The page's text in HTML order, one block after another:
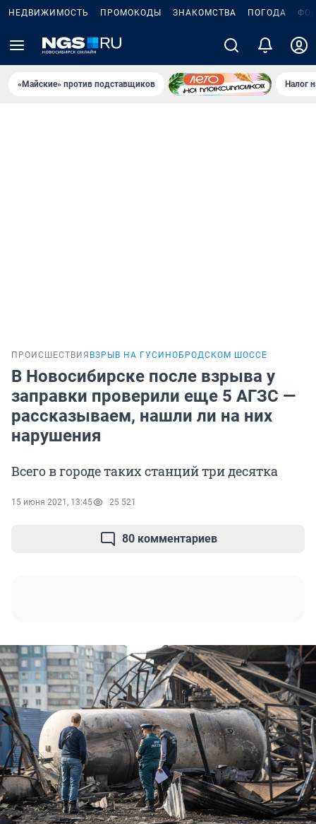
НЕДВИЖИМОСТЬ ПРОМОКОДЫ ЗНАКОМСТВА ПОГОДА
«Майские» против подставщиков Налог
ПРОИСШЕСТВИЯ ВЗРЫВ НА ГУСИНОБРОДСКОМ ШОССЕ
В Новосибирске после взрыва у
заправки проверили еще 5 АГЗС —
рассказываем, нашли ли на них
нарушения
Всего в городе таких станций три десятка
15 июня 2021, 13:45 25 521
80 комментариев